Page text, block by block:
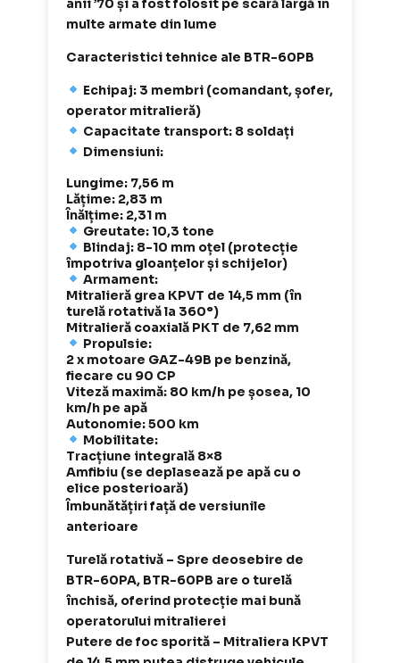
anii ’70 și a fost folosit pe scară largă în
multe armate din lume
Caracteristici tehnice ale BTR-60PB
Echipaj: 3 membri (comandant, șofer,
operator mitralieră)
Capacitate transport: 8 soldați
Dimensiuni:
Lungime: 7,56 m
Lățime: 2,83 m
Înălțime: 2,31 m
Greutate: 10,3 tone
Blindaj: 8-10 mm oțel (protecție
împotriva gloanțelor și schijelor)
Armament:
Mitralieră grea KPVT de 14,5 mm (în
turelă rotativă la 360°)
Mitralieră coaxială PKT de 7,62 mm
Propulsie:
2 x motoare GAZ-49B pe benzină,
fiecare cu 90 CP
Viteză maximă: 80 km/h pe șosea, 10
km/h pe apă
Autonomie: 500 km
Mobilitate:
Tracțiune integrală 8×8
Amfibiu (se deplasează pe apă cu o
elice posterioară)
Îmbunătățiri față de versiunile
anterioare
Turelă rotativă – Spre deosebire de
BTR-60PA, BTR-60PB are o turelă
închisă, oferind protecție mai bună
operatorului mitralierei
Putere de foc sporită – Mitraliera KPVT